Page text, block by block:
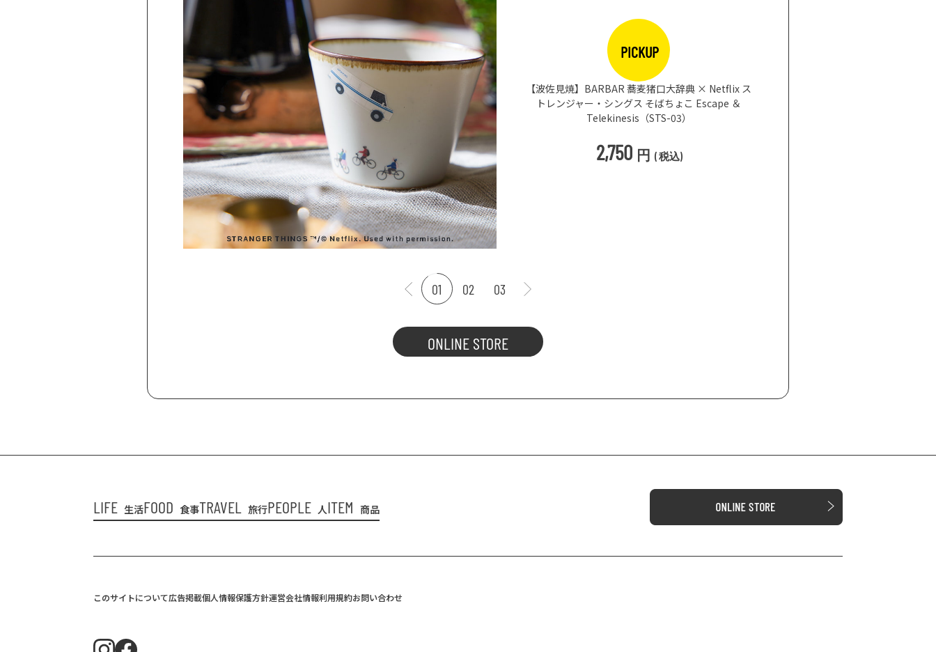
【波佐見焼】BARBAR 蕎麦猪口大辞典 × Netflix ス
トレンジャー・シングス そばちょこ Escape ＆
Telekinesis（STS-03）
2,750 円
01 02 03
ONLINE STORE
LIFE 生活FOOD 食事TRAVEL 旅行PEOPLE 人ITEM 商品
このサイトについて広告掲載個人情報保護方針運営会社情報利用規約お問い合わせ